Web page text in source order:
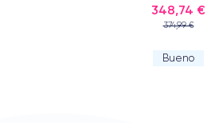
348,74 €
374,99 €
Bueno